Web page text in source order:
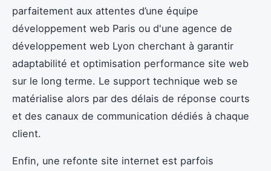
parfaitement aux attentes d’une équipe
développement web Paris ou d'une agence de
développement web Lyon cherchant à garantir
adaptabilité et optimisation performance site web
sur le long terme. Le support technique web se
matérialise alors par des délais de réponse courts
et des canaux de communication dédiés à chaque
client.
Enfin, une refonte site internet est parfois